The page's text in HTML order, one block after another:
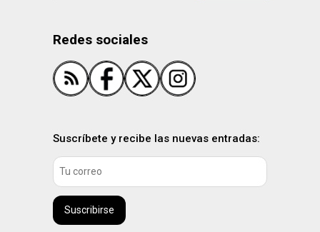
Redes sociales
Suscríbete y recibe las nuevas entradas:
Suscribirse